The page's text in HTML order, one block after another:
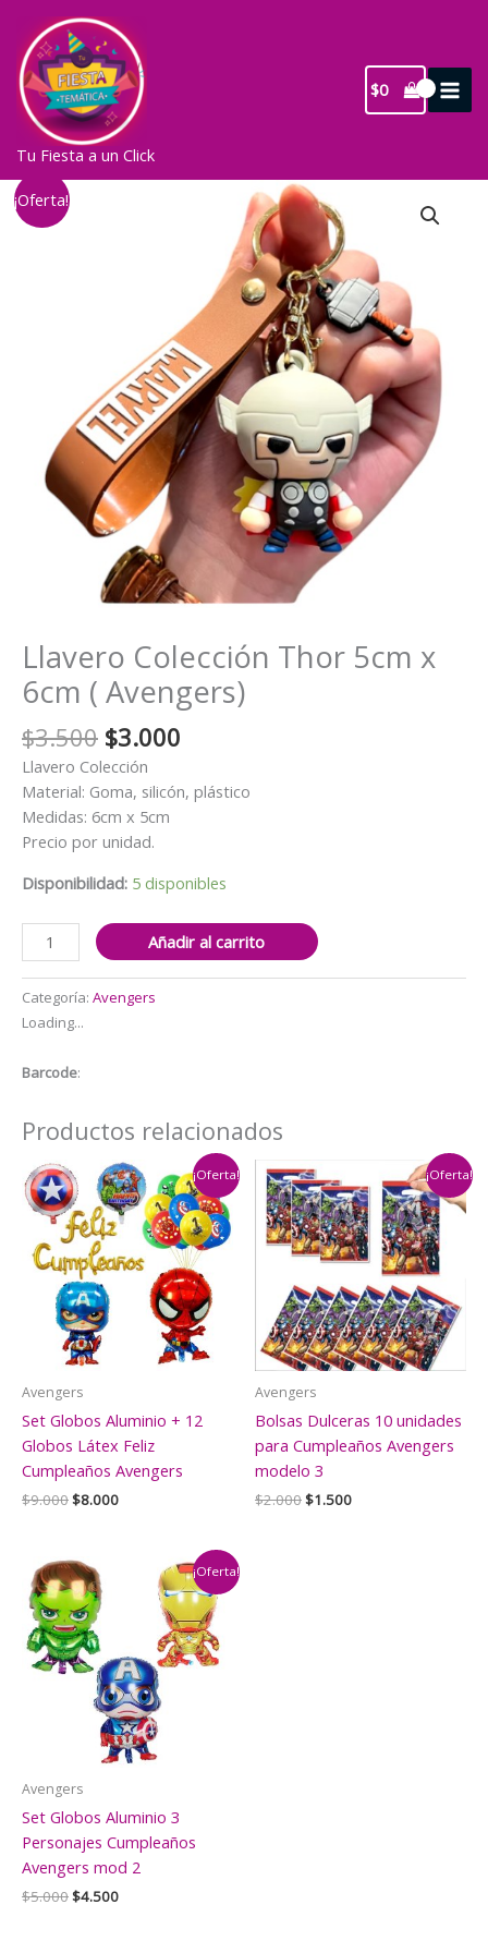
contenido
Tu Fiesta a un Click
$0
¡Oferta!
Llavero Colección Thor 5cm x
6cm ( Avengers)
$3.500 El
precio
original
era:
$3.500.
$3.000
actual
es:
Llavero Colección
Material: Goma, silicón, plástico
Medidas: 6cm x 5cm
Precio por unidad.
Disponibilidad: 5 disponibles
Llavero
Colección
Thor
5cm
x
(
cantidad
Añadir al carrito
Categoría: Avengers
Loading...
Barcode:
Productos relacionados
¡Oferta!
Avengers
Set Globos Aluminio + 12
Globos Látex Feliz
Cumpleaños Avengers
$9.000El
$9.000.
$8.000El
$8.000.
¡Oferta!
Avengers
Bolsas Dulceras 10 unidades
para Cumpleaños Avengers
modelo 3
$2.000El
$1.500El
¡Oferta!
Avengers
Set Globos Aluminio 3
Personajes Cumpleaños
Avengers mod 2
$5.000El
$4.500El